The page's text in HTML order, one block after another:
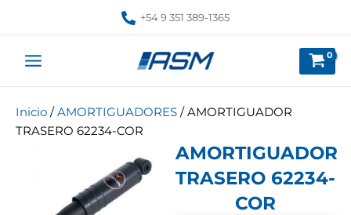
+54 9 351 389-1365
Inicio /AMORTIGUADORES / AMORTIGUADOR
TRASERO 62234-COR
AMORTIGUADOR
TRASERO 62234-
COR